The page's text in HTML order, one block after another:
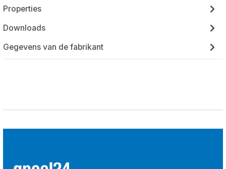
Properties
Downloads
Gegevens van de fabrikant